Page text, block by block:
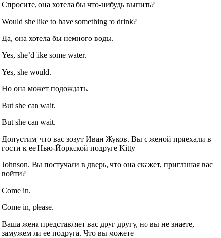
Спросите, она хотела бы что‐нибудь выпить?
Would she like to have something to drink?
Да, она хотела бы немного воды.
Yes, she’d like some water.
Yes, she would.
Но она может подождать.
But she can wait.
But she can wait.
Допустим, что вас зовут Иван Жуков. Вы с женой приехали в
гости к ее Нью‐Йоркской подруге Kitty
Johnson. Вы постучали в дверь, что она скажет, приглашая вас
войти?
Come in.
Come in, please.
Ваша жена представляет вас друг другу, но вы не знаете,
замужем ли ее подруга. Что вы можете